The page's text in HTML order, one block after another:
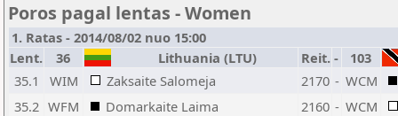
Poros pagal lentas - Women
1. Ratas - 2014/08/02 nuo 15:00
Lent.
36 Lithuania (LTU) Reit. -
103
35.1
WIM Zaksaite Salomeja 2170 - WCM
35.2 WFM Domarkaite Laima 2160 - WCM